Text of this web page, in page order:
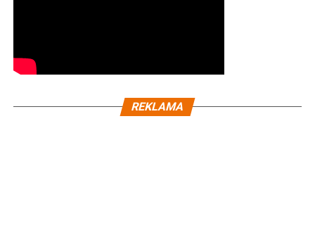
REKLAMA